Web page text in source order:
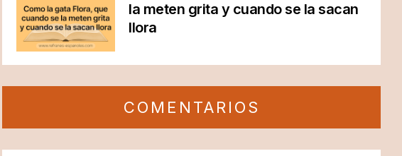
la meten grita y cuando se la sacan
llora
COMENTARIOS